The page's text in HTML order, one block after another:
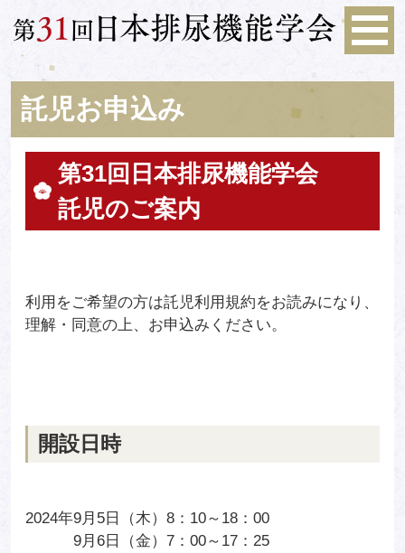
託児お申込み
第31回日本排尿機能学会
託児のご案内
利用をご希望の方は託児利用規約をお読みになり、
理解・同意の上、お申込みください。
開設日時
2024年9月5日（木）8：10～18：00
9月6日（金）7：00～17：25